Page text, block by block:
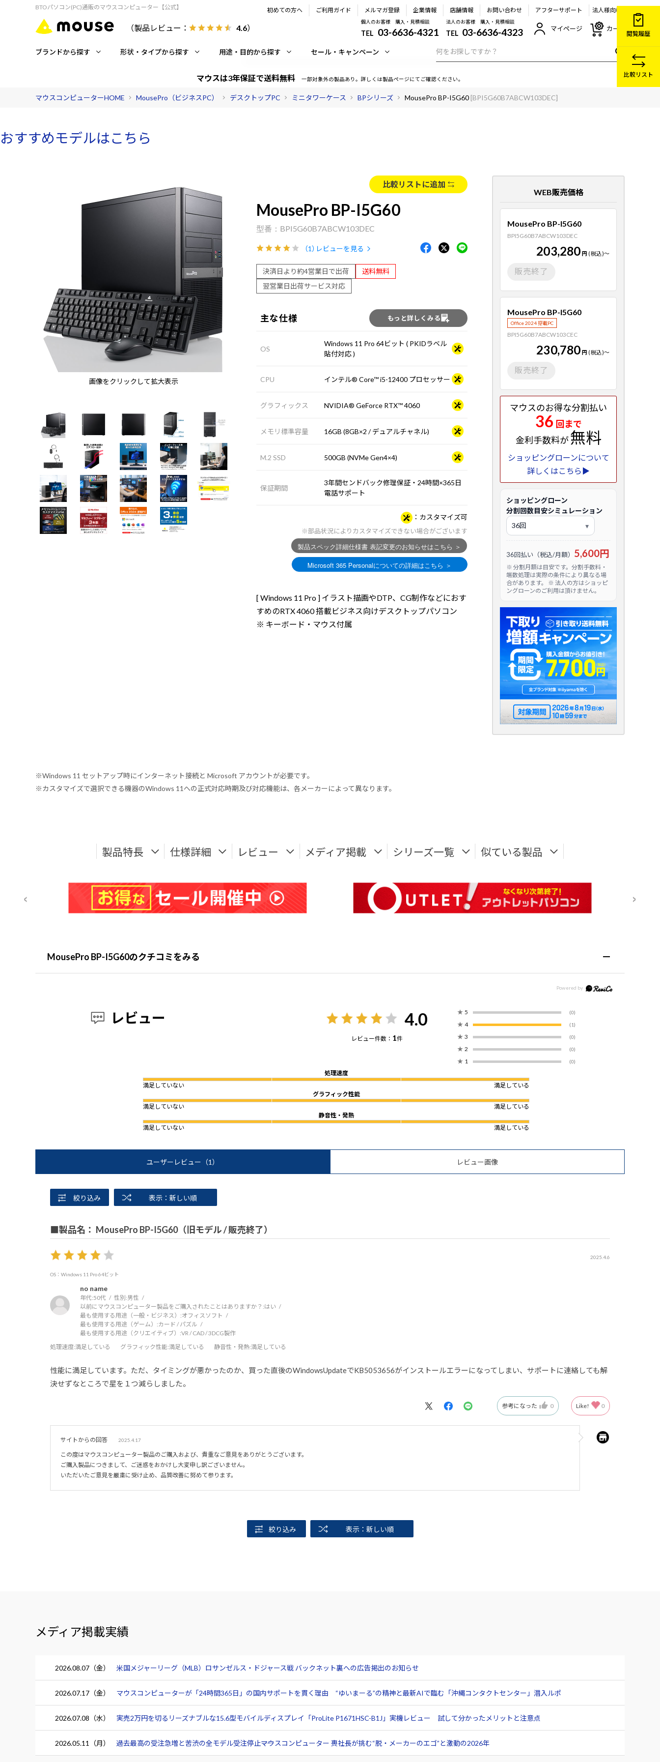
BTOパソコン(PC)通販のマウスコンピューター【公式】
（製品レビュー： 4.6）
初めての方へ ご利用ガイド メルマガ登録 企業情報 店舗情報 お問い合わせ アフターサポート 法人様向け
個人のお客様 購入・見積相談
TEL 03-6636-4321
法人のお客様 購入・見積相談
TEL 03-6636-4323 マイページ カート
ブランドから探す 形状・タイプから探す 用途・目的から探す セール・キャンペーン
マウスは3年保証で送料無料 一部対象外の製品あり。詳しくは製品ページにてご確認ください。
マウスコンピューターHOME MousePro（ビジネスPC） デスクトップPC ミニタワーケース BPシリーズ MousePro BP-I5G60 [BPI5G60B7ABCW103DEC]
おすすめモデルはこちら
画像をクリックして拡大表示
比較リストに追加
MousePro BP-I5G60
BPI5G60B7ABCW103DEC
（1）レビューを見る
決済日より約4営業日で出荷
送料無料
翌営業日出荷サービス対応
主な仕様 もっと詳しくみる
OS
Windows 11 Pro 64ビット ( PKIDラベル
貼付対応 )
CPU インテル® Core™ i5-12400 プロセッサー
グラフィックス NVIDIA® GeForce RTX™ 4060
メモリ標準容量 16GB (8GB×2 / デュアルチャネル)
M.2 SSD 500GB (NVMe Gen4×4)
保証期間
3年間センドバック修理保証・24時間×365日
電話サポート
カスタマイズ可
※部品状況によりカスタマイズできない場合がございます
[ Windows 11 Pro ] イラスト描画やDTP、CG制作などにおす
すめのRTX 4060 搭載ビジネス向けデスクトップパソコン
※ キーボード・マウス付属
WEB販売価格
MousePro BP-I5G60
BPI5G60B7ABCW103DEC
203,280 円 (税込)～
販売終了
MousePro BP-I5G60
Office 2024 搭載PC
BPI5G60B7ABCW103CEC
230,780 円 (税込)～
販売終了
マウスのお得な分割払い
36 回まで
金利手数料が無料
ショッピングローンについて
詳しくはこちら▶
ショッピングローン
分割回数目安シミュレーション
36回払い（税込/月額） 5,600円
※ 分割月額は目安です。分割手数料・
端数処理は実際の条件により異なる場
合があります。 ※ 法人の方はショッピ
ングローンのご利用は頂けません。
※Windows 11 セットアップ時にインターネット接続と Microsoft アカウントが必要です。
※カスタマイズで選択できる機器のWindows 11への正式対応時期及び対応機能は、各メーカーによって異なります。
製品特長 仕様詳細 レビュー メディア掲載 シリーズ一覧 似ている製品
MousePro BP-I5G60のクチコミをみる
レビュー 4.0
レビュー件数： 1件
★ 5 (0)
★ 4 (1)
★ 3 (0)
★ 2 (0)
★ 1 (0)
処理速度
満足していない
満足している
グラフィック性能
満足していない
満足している
静音性・発熱
満足していない
満足している
ユーザーレビュー （1） レビュー画像
絞り込み 表示：新しい順
■製品名： MousePro BP-I5G60（旧モデル / 販売終了）
2025.4.6
OS：Windows 11 Pro 64ビット
no name
年代:50代 性別:男性
以前にマウスコンピューター製品をご購入されたことはありますか？:はい
最も使用する用途（一般・ビジネス）:オフィスソフト
最も使用する用途（ゲーム）:カード / パズル
最も使用する用途（クリエイティブ）:VR / CAD / 3DCG製作
処理速度:満足している グラフィック性能:満足している 静音性・発熱:満足している
性能に満足しています。ただ、タイミングが悪かったのか、買った直後のWindowsUpdateでKB5053656がインストールエラーになってしまい、サポートに連絡しても解
決せずなところで星を１つ減らしました。
参考になった 0 Like! 0
サイトからの回答 2025.4.17
この度はマウスコンピューター製品のご購入および、貴重なご意見をありがとうございます。
ご購入製品につきまして、ご迷惑をおかけし大変申し訳ございません。
いただいたご意見を厳粛に受け止め、品質改善に努めて参ります。
絞り込み 表示：新しい順
メディア掲載実績
2026.08.07（金） 米国メジャーリーグ（MLB）ロサンゼルス・ドジャース戦 バックネット裏への広告掲出のお知らせ
2026.07.17（金） マウスコンピューターが「24時間365日」の国内サポートを貫く理由 “ゆいまーる”の精神と最新AIで臨む「沖縄コンタクトセンター」潜入ルポ
2026.07.08（水） 実売2万円を切るリーズナブルな15.6型モバイルディスプレイ「ProLite P1671HSC-B1J」実機レビュー 試して分かったメリットと注意点
2026.05.11（月） 過去最高の受注急増と苦渋の全モデル受注停止――マウスコンピューター 軣社長が挑む“脱・メーカーのエゴ”と激動の2026年
閲覧履歴
比較リスト